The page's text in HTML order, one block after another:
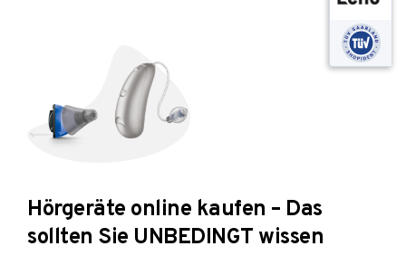
Hörgeräte online kaufen – Das
sollten Sie UNBEDINGT wissen